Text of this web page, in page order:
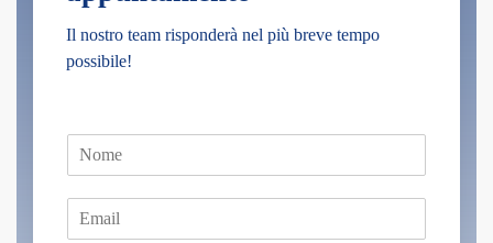
Il nostro team risponderà nel più breve tempo
possibile!
m